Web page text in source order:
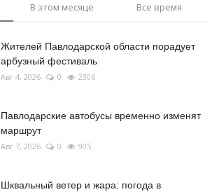
В этом месяце Все время
Жителей Павлодарской области порадует
арбузный фестиваль
Авг 4, 2026 0 2306
Павлодарские автобусы временно изменят
маршрут
Авг 7, 2026 0 905
Шквальный ветер и жара: погода в